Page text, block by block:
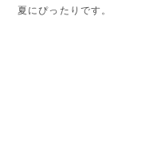
夏にぴったりです。